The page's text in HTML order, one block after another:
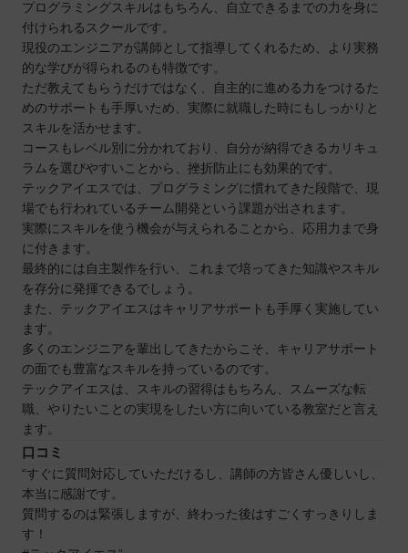
プログラミングスクールで挫折しないために
【福井】子ども向けのおすすめプログラミングス
クール4選
デジタネ
エールICTアカデミー
スピリッツ・スマイル
バレッドキッズ
福井で自分に合ったプログラミングスクールを見
つけよう
自分の住んでるエリアでプログラミングスクール
を探したい⭐️
北海道 / 東北
中部
中国
プログラミングスキルはもちろん、自立できるまでの力を身に
付けられるスクールです。
現役のエンジニアが講師として指導してくれるため、より実務
的な学びが得られるのも特徴です。
ただ教えてもらうだけではなく、自主的に進める力をつけるた
めのサポートも手厚いため、実際に就職した時にもしっかりと
スキルを活かせます。
コースもレベル別に分かれており、自分が納得できるカリキュ
ラムを選びやすいことから、挫折防止にも効果的です。
テックアイエスでは、プログラミングに慣れてきた段階で、現
場でも行われているチーム開発という課題が出されます。
実際にスキルを使う機会が与えられることから、応用力まで身
に付きます。
最終的には自主製作を行い、これまで培ってきた知識やスキル
を存分に発揮できるでしょう。
また、テックアイエスはキャリアサポートも手厚く実施してい
ます。
多くのエンジニアを輩出してきたからこそ、キャリアサポート
の面でも豊富なスキルを持っているのです。
テックアイエスは、スキルの習得はもちろん、スムーズな転
職、やりたいことの実現をしたい方に向いている教室だと言え
ます。
口コミ
“すぐに質問対応していただけるし、講師の方皆さん優しいし、
本当に感謝です。
質問するのは緊張しますが、終わった後はすごくすっきりしま
す！